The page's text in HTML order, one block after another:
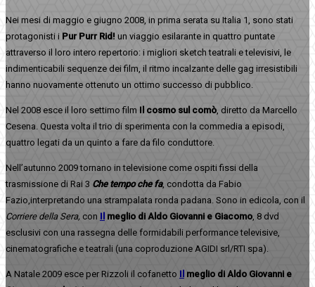
Nei mesi di maggio e giugno 2008, in prima serata su Italia 1, sono stati
protagonisti i Pur Purr Rid! un viaggio esilarante in quattro puntate
attraverso il loro intero repertorio: i migliori sketch teatrali e televisivi, le
indimenticabili sequenze dei film, il ritmo incalzante delle gag irresistibili
hanno nuovamente ottenuto un ottimo successo di pubblico.
Nel 2008 esce il loro settimo film Il cosmo sul comò, diretto da Marcello
Cesena. Questa volta il trio di sperimenta con la commedia a episodi,
quattro legati da un quinto a fare da filo conduttore.
Nell’autunno 2009 tornano in televisione come ospiti fissi della
trasmissione di Rai 3 Che tempo che fa, condotta da Fabio
Fazio,interpretando una strampalata ronda padana. Sono in edicola, con il
Corriere della Sera, con Il meglio di Aldo Giovanni e Giacomo, 8 dvd
esclusivi con una rassegna delle formidabili performance televisive,
cinematografiche e teatrali (una coproduzione AGIDI srl/RTI spa).
A Natale 2009 esce per Rizzoli il cofanetto Il meglio di Aldo Giovanni e